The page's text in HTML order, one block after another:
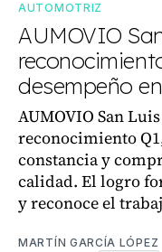
AUTOMOTRIZ
AUMOVIO
desempeño
AUMOVIO San
reconocimiento
constancia y
calidad. El logro
y reconoce el
MARTÍN GARCÍA LÓPEZ